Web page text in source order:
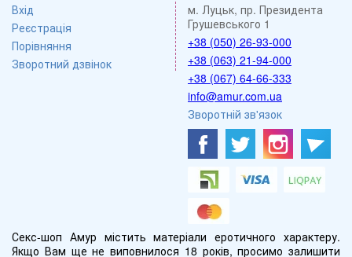
Вхід
Реєстрація
Порівняння
Зворотний дзвінок
м. Луцьк, пр. Президента
Грушевського 1
+38 (050) 26-93-000
+38 (063) 21-94-000
+38 (067) 64-66-333
info@amur.com.ua
Зворотній зв'язок
Секс-шоп Амур містить матеріали еротичного характеру.
Якщо Вам ще не виповнилося 18 років, просимо залишити